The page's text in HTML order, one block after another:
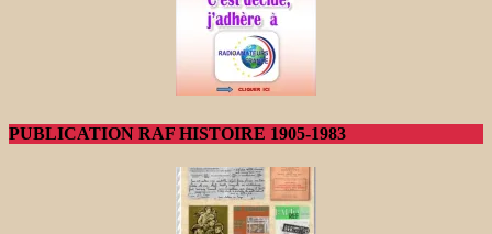
PUBLICATION RAF HISTOIRE 1905-1983